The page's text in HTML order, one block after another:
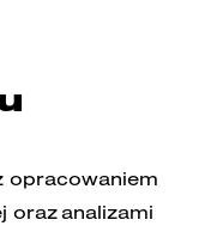
opracowaniem
oraz analizami